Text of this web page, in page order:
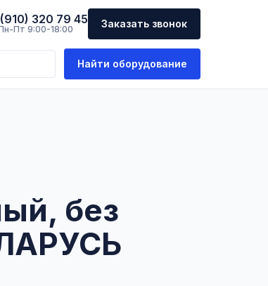
320 79 45
Пт 9:00-18:00 Заказать звонок
Найти оборудование
без